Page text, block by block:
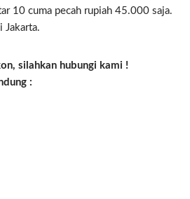
10 cuma pecah rupiah 45.000 saja.
Jakarta.
silahkan hubungi kami !
: